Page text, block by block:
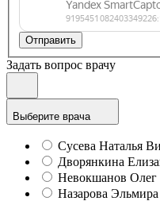
Отправить
Задать вопрос врачу
Выберите врача
Сусева Наталья
Дворянкина
Невокшанов Олег
Назарова